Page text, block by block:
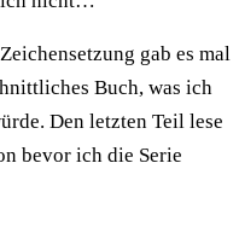
gab es mal
Buch, was ich
Den letzten Teil lese
bevor ich die Serie